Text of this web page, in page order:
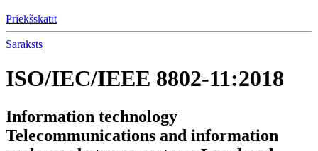
Priekšskatīt
Saraksts
ISO/IEC/IEEE 8802-11:2018
Information technology
Telecommunications and information